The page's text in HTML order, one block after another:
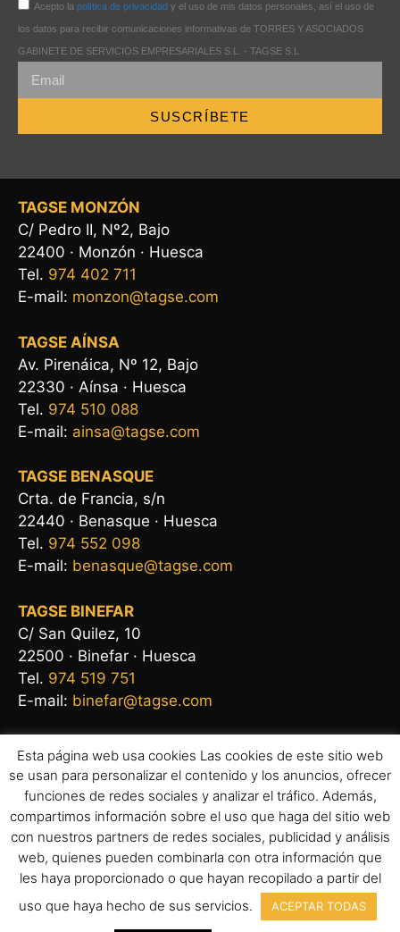
Acepto la política de privacidad y el uso de mis datos personales, así el uso de
los datos para recibir comunicaciones informativas de TORRES Y ASOCIADOS
GABINETE DE SERVICIOS EMPRESARIALES S.L. - TAGSE S.L
SUSCRÍBETE
TAGSE MONZÓN
C/ Pedro II, Nº2, Bajo
22400 · Monzón · Huesca
Tel. 974 402 711
E-mail: monzon@tagse.com
TAGSE AÍNSA
Av. Pirenáica, Nº 12, Bajo
22330 · Aínsa · Huesca
Tel. 974 510 088
E-mail: ainsa@tagse.com
TAGSE BENASQUE
Crta. de Francia, s/n
22440 · Benasque · Huesca
Tel. 974 552 098
E-mail: benasque@tagse.com
TAGSE BINEFAR
C/ San Quilez, 10
22500 · Binefar · Huesca
Tel. 974 519 751
E-mail: binefar@tagse.com
Aviso legal|Política de privacidad|Política de cookies
Copyright 2026 © Todos los derechos reservados. Diseño por
Esta página web usa cookies Las cookies de este sitio web
se usan para personalizar el contenido y los anuncios, ofrecer
funciones de redes sociales y analizar el tráfico. Además,
compartimos información sobre el uso que haga del sitio web
con nuestros partners de redes sociales, publicidad y análisis
web, quienes pueden combinarla con otra información que
les haya proporcionado o que hayan recopilado a partir del
uso que haya hecho de sus servicios.
ACEPTAR TODAS